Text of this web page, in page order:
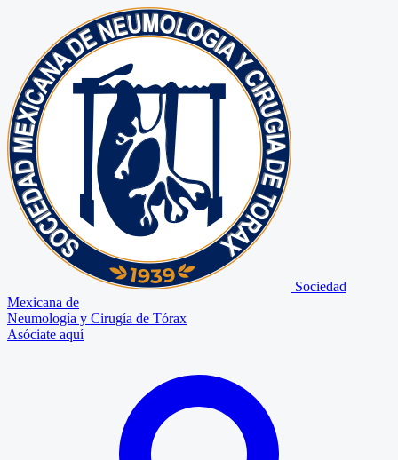
Sociedad
Mexicana de
Neumología y Cirugía de Tórax
Asóciate aquí